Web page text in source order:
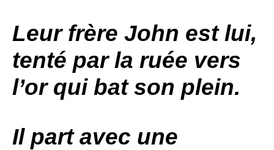
Leur frère John est lui,
tenté par la ruée vers
l’or qui bat son plein.
Il part avec une